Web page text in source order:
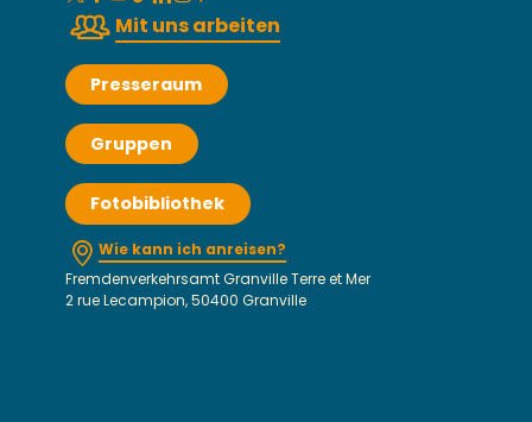
Mit uns arbeiten
Presseraum
Gruppen
Fotobibliothek
Wie kann ich anreisen?
Fremdenverkehrsamt Granville Terre et Mer
2 rue Lecampion, 50400 Granville